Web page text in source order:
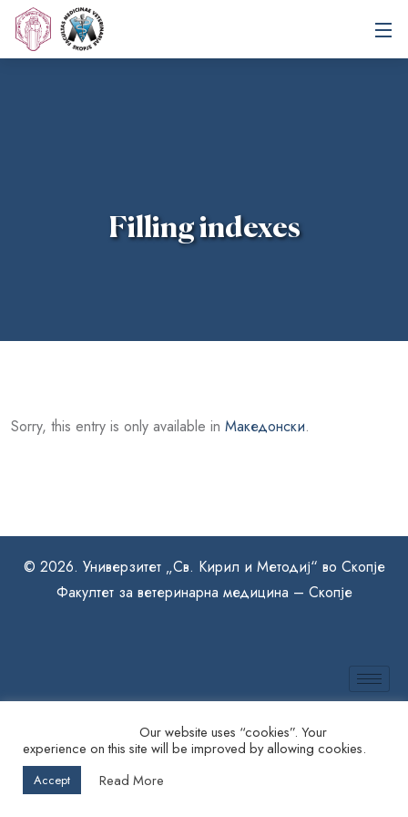
Filling indexes
Sorry, this entry is only available in Македонски.
© 2026. Универзитет „Св. Кирил и Методиј“ во Скопје
Факултет за ветеринарна медицина – Скопје
Our website uses “cookies”. Your
experience on this site will be improved by allowing cookies.
Accept Read More